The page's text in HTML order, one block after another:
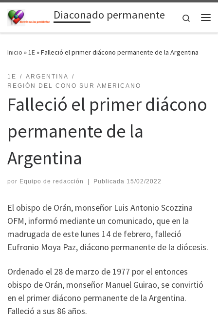
Saltar al contenidoDiaconado permanente
Search
Inicio »1E»Falleció el primer diácono permanente de la Argentina
1E
ARGENTINA
REGIÓN DEL CONO SUR AMERICANO
Falleció el primer diácono
permanente de la
Argentina
por Equipo de redacción Publicada 15/02/2022
El obispo de Orán, monseñor Luis Antonio Scozzina
OFM, informó mediante un comunicado, que en la
madrugada de este lunes 14 de febrero, falleció
Eufronio Moya Paz, diácono permanente de la diócesis.
Ordenado el 28 de marzo de 1977 por el entonces
obispo de Orán, monseñor Manuel Guirao, se convirtió
en el primer diácono permanente de la Argentina.
Falleció a sus 86 años.